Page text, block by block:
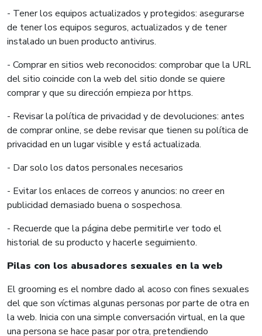
- Tener los equipos actualizados y protegidos: asegurarse
de tener los equipos seguros, actualizados y de tener
instalado un buen producto antivirus.
- Comprar en sitios web reconocidos: comprobar que la URL
del sitio coincide con la web del sitio donde se quiere
comprar y que su dirección empieza por https.
- Revisar la política de privacidad y de devoluciones: antes
de comprar online, se debe revisar que tienen su política de
privacidad en un lugar visible y está actualizada.
- Dar solo los datos personales necesarios
- Evitar los enlaces de correos y anuncios: no creer en
publicidad demasiado buena o sospechosa.
- Recuerde que la página debe permitirle ver todo el
historial de su producto y hacerle seguimiento.
Pilas con los abusadores sexuales en la web
El grooming es el nombre dado al acoso con fines sexuales
del que son víctimas algunas personas por parte de otra en
la web. Inicia con una simple conversación virtual, en la que
una persona se hace pasar por otra, pretendiendo